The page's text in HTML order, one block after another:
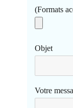
(Formats
Objet
Votre